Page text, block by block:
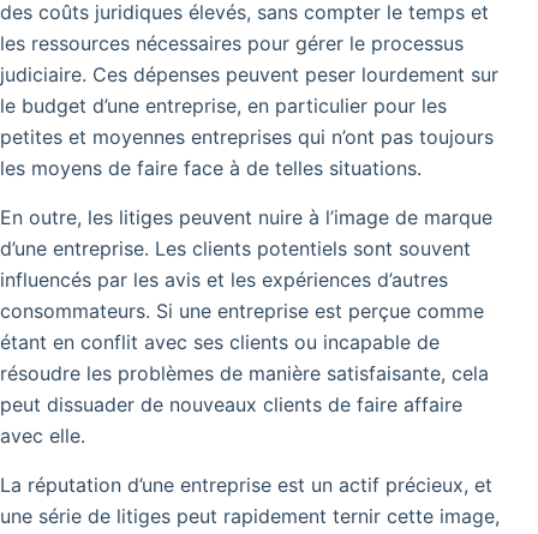
des coûts juridiques élevés, sans compter le temps et
les ressources nécessaires pour gérer le processus
judiciaire. Ces dépenses peuvent peser lourdement sur
le budget d’une entreprise, en particulier pour les
petites et moyennes entreprises qui n’ont pas toujours
les moyens de faire face à de telles situations.
En outre, les litiges peuvent nuire à l’image de marque
d’une entreprise. Les clients potentiels sont souvent
influencés par les avis et les expériences d’autres
consommateurs. Si une entreprise est perçue comme
étant en conflit avec ses clients ou incapable de
résoudre les problèmes de manière satisfaisante, cela
peut dissuader de nouveaux clients de faire affaire
avec elle.
La réputation d’une entreprise est un actif précieux, et
une série de litiges peut rapidement ternir cette image,